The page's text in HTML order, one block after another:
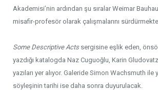
Akademisi’nin ardından şu sıralar Weimar
misafir-profesör olarak çalışmalarını
Some Descriptive Actssergisine eşlik eden,
yazdığı katalogda Naz Cuguoğlu, Karin Gludovatz
yazıları yer alıyor. Galeride Simon Wachsmuth ile
söyleşinin tarihi ise daha sonra duyurulacak.